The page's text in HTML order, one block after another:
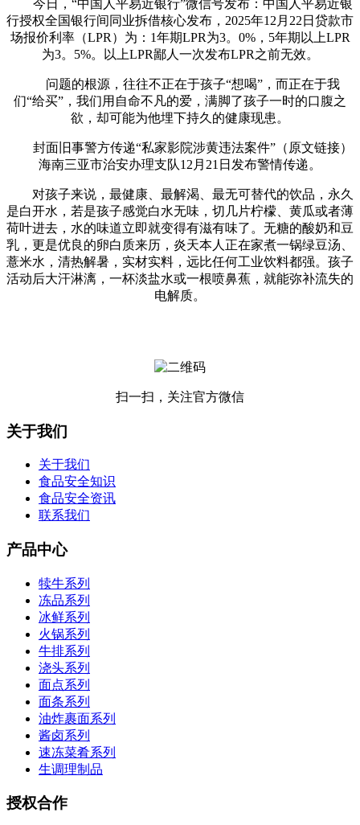
今日，“中国人平易近银行”微信号发布：中国人平易近银
行授权全国银行间同业拆借核心发布，2025年12月22日贷款市
场报价利率（LPR）为：1年期LPR为3。0%，5年期以上LPR
为3。5%。以上LPR鄙人一次发布LPR之前无效。
问题的根源，往往不正在于孩子“想喝”，而正在于我
们“给买”，我们用自命不凡的爱，满脚了孩子一时的口腹之
欲，却可能为他埋下持久的健康现患。
封面旧事警方传递“私家影院涉黄违法案件”（原文链接）
海南三亚市治安办理支队12月21日发布警情传递。
对孩子来说，最健康、最解渴、最无可替代的饮品，永久
是白开水，若是孩子感觉白水无味，切几片柠檬、黄瓜或者薄
荷叶进去，水的味道立即就变得有滋有味了。无糖的酸奶和豆
乳，更是优良的卵白质来历，炎天本人正在家煮一锅绿豆汤、
薏米水，清热解暑，实材实料，远比任何工业饮料都强。孩子
活动后大汗淋漓，一杯淡盐水或一根喷鼻蕉，就能弥补流失的
电解质。
扫一扫，关注官方微信
关于我们
关于我们
食品安全知识
食品安全资讯
联系我们
产品中心
犊牛系列
冻品系列
冰鲜系列
火锅系列
牛排系列
浇头系列
面点系列
面条系列
油炸裹面系列
酱卤系列
速冻菜肴系列
生调理制品
授权合作